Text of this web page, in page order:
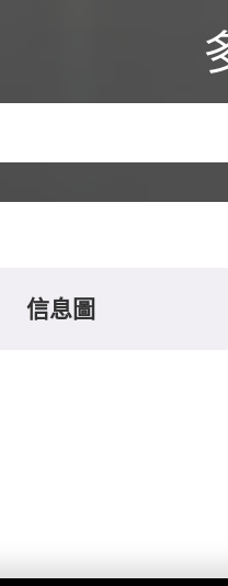
信息圖